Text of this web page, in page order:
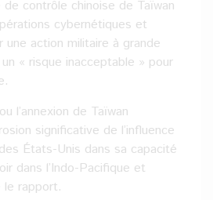
de contrôle chinoise de Taïwan
cybernétiques et
une action militaire à grande
« risque inacceptable » pour
l’annexion de Taïwan
significative de l’influence
États-Unis dans sa capacité
dans l’Indo-Pacifique et
le rapport.